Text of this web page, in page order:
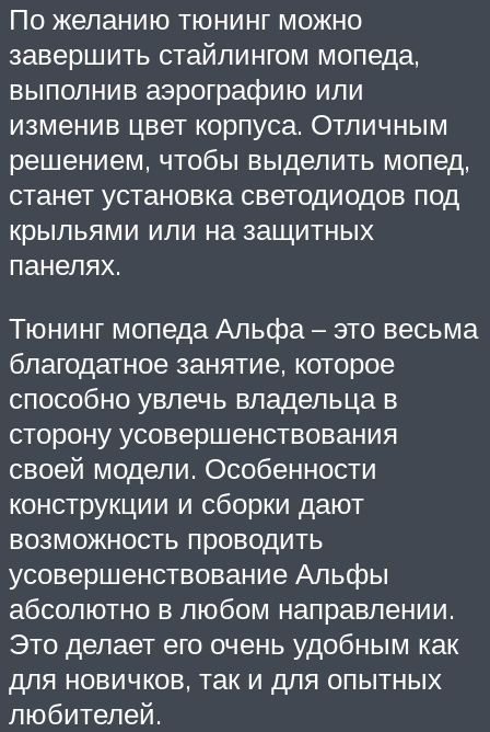
По желанию тюнинг можно
завершить стайлингом мопеда,
выполнив аэрографию или
изменив цвет корпуса. Отличным
решением, чтобы выделить мопед,
станет установка светодиодов под
крыльями или на защитных
панелях.
Тюнинг мопеда Альфа – это весьма
благодатное занятие, которое
способно увлечь владельца в
сторону усовершенствования
своей модели. Особенности
конструкции и сборки дают
возможность проводить
усовершенствование Альфы
абсолютно в любом направлении.
Это делает его очень удобным как
для новичков, так и для опытных
любителей.